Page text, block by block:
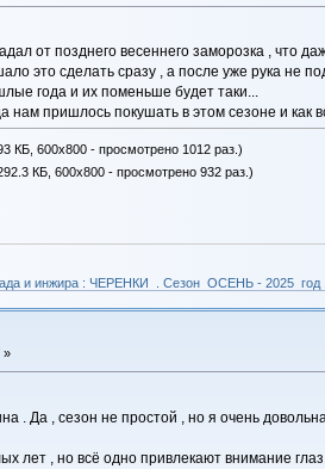
от позднего весеннего заморозка , что
это сделать сразу , а после уже рука не
года и их поменьше будет таки...
нам пришлось покушать в этом сезоне и как
КБ, 600x800 - просмотрено 1012 раз.)
КБ, 600x800 - просмотрено 932 раз.)
и инжира : ЧЕРЕНКИ . Сезон ОСЕНЬ - 2025 год
»
. Да , сезон не простой , но я очень
лет , но всё одно привлекают внимание глаз